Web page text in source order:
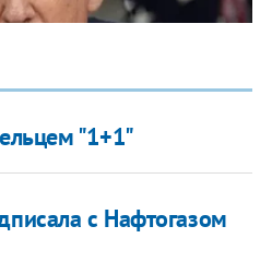
"1+1"
с Нафтогазом